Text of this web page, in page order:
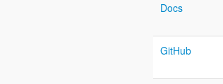
Docs
GitHub